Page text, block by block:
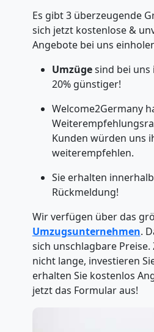
Es gibt 3 überzeugende
sich jetzt kostenlose &
Angebote bei uns
Umzügesind bei uns
20% günstiger!
Welcome2Germany
Kunden würden uns
weiterempfehlen.
Sie erhalten
Rückmeldung!
Wir verfügen über das
Umzugsunternehmen.
sich unschlagbare Preise.
nicht lange, investieren
erhalten Sie kostenlos
jetzt das Formular aus!